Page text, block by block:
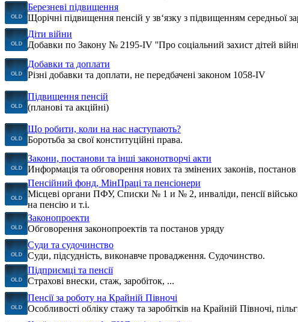
Березневі підвищення
Щорічні підвищення пенсій у зв‘язку з підвищенням середньої
Діти війни
Добавки по Закону № 2195-IV ''Про соціальний захист дітей
Добавки та доплати
Різні добавки та доплати, не передбачені законом 1058-IV
Підвищення пенсій
(планові та акційні)
Що робити, коли на нас наступають?
Боротьба за свої конституційні права.
Закони, постанови та інші законотворчі акти
Информація та обговорення нових та змінених законів, постанов
Пенсійний фонд, МінПраці та пенсіонери
Місцеві органи ПФУ, Списки № 1 и № 2, инваліди, пенсії
на пенсію и т.і.
Законопроекти
Обговорення законопроектів та постанов уряду
Суди та судочинство
Суди, підсудність, виконавче провадження. Судочинство.
Підприємці та пенсії
Страхові внески, стаж, заробіток, ...
Пенсії за роботу на Крайній Півночі
Особливості обліку стажу та заробітків на Крайній Півночі,